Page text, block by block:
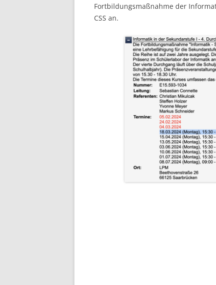
Fortbildungsmaßnahme der
CSS an.